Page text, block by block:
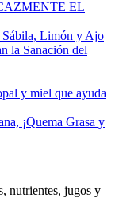
EL
Sábila, Limón y Ajo
la Sanación del
y miel que ayuda
¡Quema Grasa y
nutrientes, jugos y